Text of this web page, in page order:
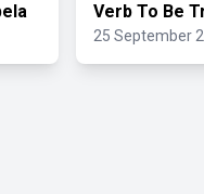
Verb To Be
25 September